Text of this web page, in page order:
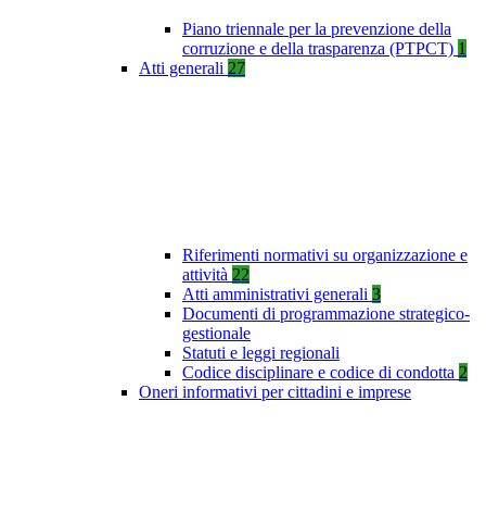
Piano triennale per la prevenzione della
corruzione e della trasparenza (PTPCT) 1
Atti generali 27
Riferimenti normativi su organizzazione e
attività 22
Atti amministrativi generali 3
Documenti di programmazione strategico-
gestionale
Statuti e leggi regionali
Codice disciplinare e codice di condotta 2
Oneri informativi per cittadini e imprese